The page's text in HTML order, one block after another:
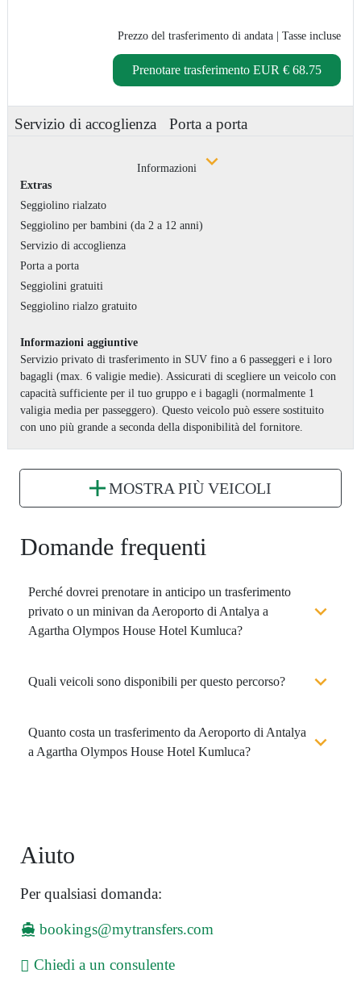
Prezzo del trasferimento di andata | Tasse incluse
Prenotare trasferimento EUR € 68.75
Servizio di accoglienza Porta a porta
Informazioni
Extras
Seggiolino rialzato
Seggiolino per bambini (da 2 a 12 anni)
Servizio di accoglienza
Porta a porta
Seggiolini gratuiti
Seggiolino rialzo gratuito
Informazioni aggiuntive
Servizio privato di trasferimento in SUV fino a 6 passeggeri e i loro
bagagli (max. 6 valigie medie). Assicurati di scegliere un veicolo con
capacità sufficiente per il tuo gruppo e i bagagli (normalmente 1
valigia media per passeggero). Questo veicolo può essere sostituito
con uno più grande a seconda della disponibilità del fornitore.
MOSTRA PIÙ VEICOLI
Domande frequenti
Perché dovrei prenotare in anticipo un trasferimento
privato o un minivan da Aeroporto di Antalya a
Agartha Olympos House Hotel Kumluca?
Quali veicoli sono disponibili per questo percorso?
Quanto costa un trasferimento da Aeroporto di Antalya
a Agartha Olympos House Hotel Kumluca?
Aiuto
Per qualsiasi domanda:
bookings@mytransfers.com
Chiedi a un consulente